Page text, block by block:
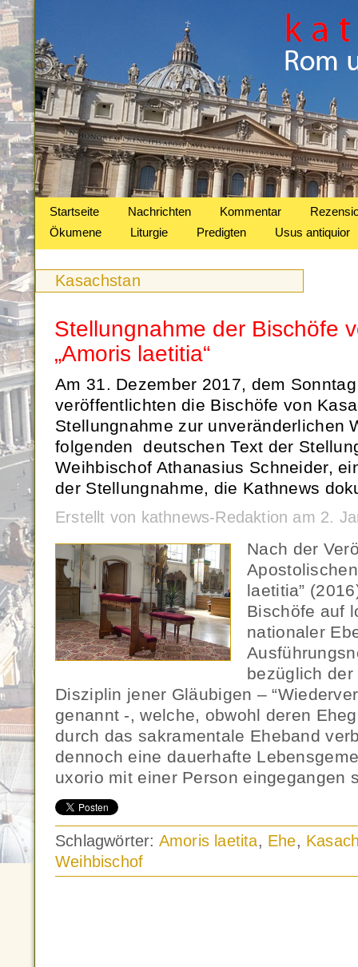
Startseite Nachrichten Kommentar
Ökumene
Liturgie Predigten Usus antiquior
Kasachstan
Stellungnahme der Bischöfe
„Amoris laetitia“
Am 31. Dezember 2017, dem
veröffentlichten die Bischöfe von
Stellungnahme zur unveränderlichen
folgenden deutschen Text der
Weihbischof Athanasius Schneider,
der Stellungnahme, die Kathnews
Erstellt von kathnews-Redaktion am 2.
Nach der
laetitia”
Bischöfe auf
nationaler
bezüglich
Disziplin jener Gläubigen –
genannt -, welche, obwohl deren
durch das sakramentale Eheband
dennoch eine dauerhafte
uxorio mit einer Person eingegangen
Schlagwörter: Amoris laetita, Ehe,
Weihbischof